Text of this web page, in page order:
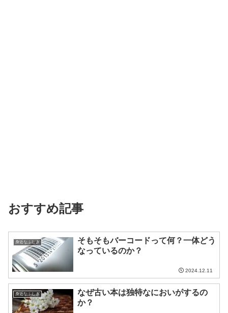
おすすめ記事
身近なふしぎ
そもそもバーコードって何？一体どう
なっているのか？
2024.12.11
身近なふしぎ
なぜ古い本は独特なにおいがするの
か？